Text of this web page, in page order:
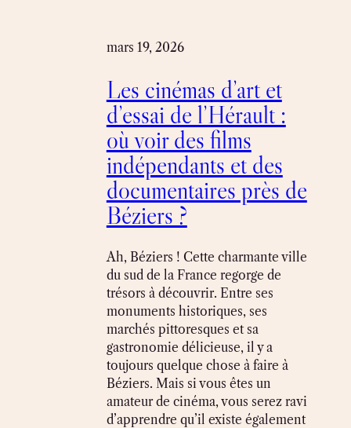
mars 19, 2026
Les cinémas d’art et
d’essai de l’Hérault :
où voir des films
indépendants et des
documentaires près de
Béziers ?
Ah, Béziers ! Cette charmante ville
du sud de la France regorge de
trésors à découvrir. Entre ses
monuments historiques, ses
marchés pittoresques et sa
gastronomie délicieuse, il y a
toujours quelque chose à faire à
Béziers. Mais si vous êtes un
amateur de cinéma, vous serez ravi
d’apprendre qu’il existe également